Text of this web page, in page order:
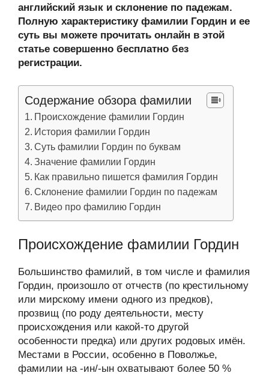
английский язык и склонение по падежам.
Полную характеристику фамилии Гордин и ее
суть вы можете прочитать онлайн в этой
статье совершенно бесплатно без
регистрации.
Содержание обзора фамилии
Происхождение фамилии Гордин
История фамилии Гордин
Суть фамилии Гордин по буквам
Значение фамилии Гордин
Как правильно пишется фамилия Гордин
Склонение фамилии Гордин по падежам
Видео про фамилию Гордин
Происхождение фамилии Гордин
Большинство фамилий, в том числе и фамилия
Гордин, произошло от отчеств (по крестильному
или мирскому имени одного из предков),
прозвищ (по роду деятельности, месту
происхождения или какой-то другой
особенности предка) или других родовых имён.
Местами в России, особенно в Поволжье,
фамилии на -ин/-ын охватывают более 50 %